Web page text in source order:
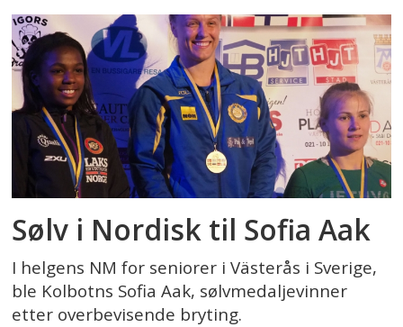
Sølv i Nordisk til Sofia Aak
I helgens NM for seniorer i Västerås i Sverige,
ble Kolbotns Sofia Aak, sølvmedaljevinner
etter overbevisende bryting.